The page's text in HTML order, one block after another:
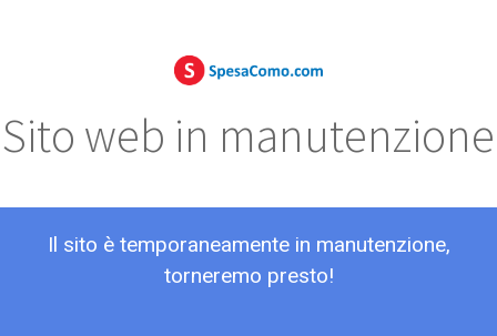
Sito web in manutenzione
Il sito è temporaneamente in manutenzione,
torneremo presto!